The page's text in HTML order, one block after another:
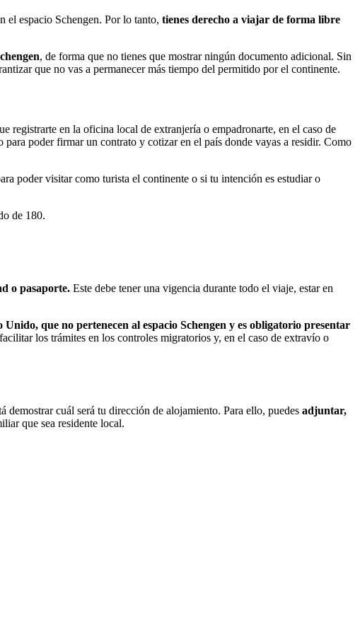
el espacio Schengen. Por lo tanto, tienes derecho a viajar de forma libre
, de forma que no tienes que mostrar ningún documento adicional. Sin
que no vas a permanecer más tiempo del permitido por el continente.
registrarte en la oficina local de extranjería o empadronarte, en el caso de
poder firmar un contrato y cotizar en el país donde vayas a residir. Como
poder visitar como turista el continente o si tu intención es estudiar o
de 180.
o pasaporte. Este debe tener una vigencia durante todo el viaje, estar en
que no pertenecen al espacio Schengen y es obligatorio presentar
los trámites en los controles migratorios y, en el caso de extravío o
demostrar cuál será tu dirección de alojamiento. Para ello, puedes adjuntar,
que sea residente local.